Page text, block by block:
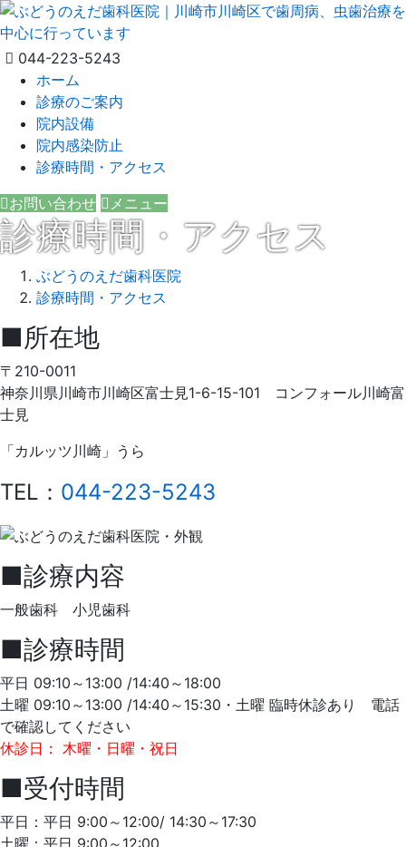
044-223-5243
ホーム
診療のご案内
院内設備
院内感染防止
診療時間・アクセス
お問い合わせ
メニュー
診療時間・アクセス
ぶどうのえだ歯科医院
診療時間・アクセス
2018
年
4
月
■所在地
〒210-0011
神奈川県川崎市川崎区富士見1-6-15-101 コンフォール川崎富
士見
「カルッツ川崎」うら
TEL： 044-223-5243
■診療内容
一般歯科 小児歯科
■診療時間
平日 09:10～13:00 /14:40～18:00
土曜 09:10～13:00 /14:40～15:30・土曜 臨時休診あり 電話
で確認してください
休診日： 木曜・日曜・祝日
■受付時間
平日：平日 9:00～12:00/ 14:30～17:30
土曜：平日 9:00～12:00